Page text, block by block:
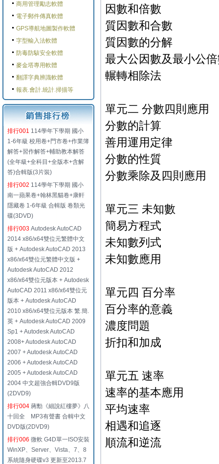
商用管理勵志軟體
電子郵件傳真軟體
GPS導航地圖製作軟體
字型輸入法軟體
防毒防駭安全軟體
麥金塔專用軟體
翻譯字典辨識軟體
報表.會計.統計.掃描等
排行001 114學年下學期 國小
1-6年級 校用卷+門市卷+作業簿
解答+習作解答+輔助教本解答
(全年級+全科目+全版本+含解
答)合輯版(3片裝)
排行002 114學年下學期 國小
南一蘋果卷+翰林黑貓卷+康軒
隱藏卷 1-6年級 合輯版 卷類光
碟(3DVD)
排行003 Autodesk AutoCAD
2014 x86/x64雙位元繁體中文
版 + Autodesk AutoCAD 2013
x86/x64雙位元繁體中文版 +
Autodesk AutoCAD 2012
x86/x64雙位元版本 + Autodesk
AutoCAD 2011 x86/x64雙位元
版本 + Autodesk AutoCAD
2010 x86/x64雙位元版本 繁.簡.
英 + Autodesk AutoCAD 2009
Sp1 + Autodesk AutoCAD
2008+ Autodesk AutoCAD
2007 + Autodesk AutoCAD
2006 + Autodesk AutoCAD
2005 + Autodesk AutoCAD
2004 中文超強合輯DVD9版
(2DVD9)
排行004 蔣勳《細說紅樓夢》八
十回全 MP3有聲書 合輯中文
DVD版(2DVD9)
排行006 微軟 G4D單一ISO安裝
WinXP、Server、Vista、7、8
系統隨身硬碟v3 更新至2013.7
因數和倍數
質因數和合數
質因數的分解
最大公因數及最小公
輾轉相除法
單元二 分數四則應用
分數的計算
善用運用定律
分數的性質
分數乘除及四則應用
單元三 未知數
簡易方程式
未知數列式
未知數應用
單元四 百分率
百分率的意義
濃度問題
折扣和加成
單元五 速率
速率的基本應用
平均速率
相遇和追逐
順流和逆流